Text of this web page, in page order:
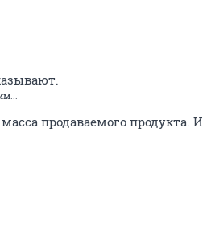
продаваемого продукта. И